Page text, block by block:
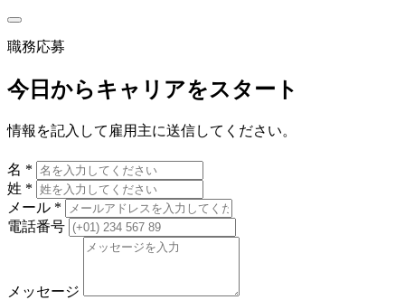
職務応募
今日からキャリアをスタート
情報を記入して雇用主に送信してください。
名 *
姓 *
メール *
電話番号
メッセージ